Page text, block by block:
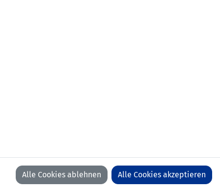
Alle Cookies ablehnen Alle Cookies akzeptieren